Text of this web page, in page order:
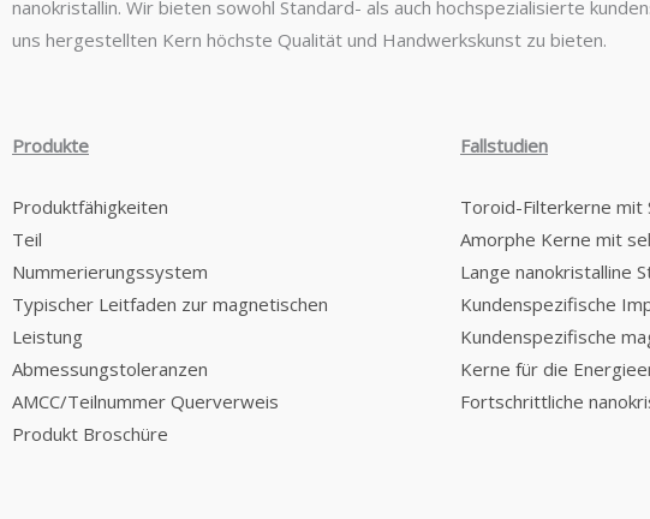
nanokristallin. Wir bieten sowohl Standard- als auch hochspezialisierte
uns hergestellten Kern höchste Qualität und Handwerkskunst zu bieten.
Produkte
Produktfähigkeiten
Teil
Nummerierungssystem
Typischer Leitfaden zur magnetischen
Leistung
Abmessungstoleranzen
AMCC/Teilnummer Querverweis
Produkt Broschüre
Fallstudien
Toroid-Filterkerne mit
Amorphe Kerne mit
Lange nanokristalline
Kundenspezifische
Kundenspezifische
Kerne für die
Fortschrittliche